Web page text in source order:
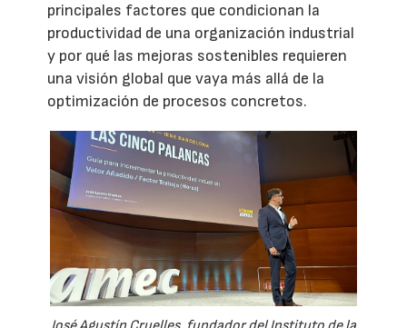
principales factores que condicionan la
productividad de una organización industrial
y por qué las mejoras sostenibles requieren
una visión global que vaya más allá de la
optimización de procesos concretos.